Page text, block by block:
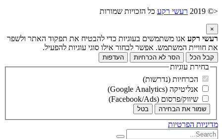
<© 2019
רעשי רקע כל הזכויות שמורות
×
רעשי רקע אנו משתמשים בעוגיות כדי להבטיח את תפקוד האתר ולשפר
את חוויית המשתמש. אפשר לבחור אילו סוגי עוגיות להפעיל.
קבל הכל הסר לא הכרחיות העדפות
בחירת עוגיות
הכרחיות (נדרשות)
אנליטיקה (Google Analytics)
שיווק/פרסום (Facebook/Ads)
שמור את הבחירה בטל
מדיניות הפרטיות